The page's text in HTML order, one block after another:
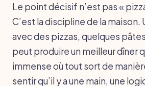
Le point décisif n’est pas «
C’est la discipline de la
avec des pizzas, quelques
peut produire un meilleur dîner
immense où tout sort de
sentir qu’il y a une main, une